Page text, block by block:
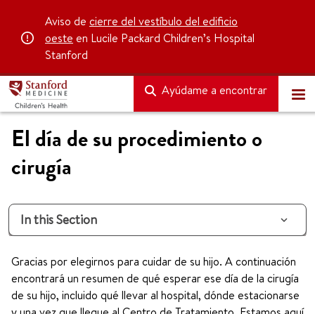
Aviso de cierre del vestíbulo del edificio
oeste en Lucile Packard Children’s Hospital
Stanford
Ayúdame a encontrar
El día de su procedimiento o
cirugía
In this Section
Gracias por elegirnos para cuidar de su hijo. A continuación
encontrará un resumen de qué esperar ese día de la cirugía
de su hijo, incluido qué llevar al hospital, dónde estacionarse